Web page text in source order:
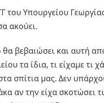
του Υπουργείου
ακούει.
θα βεβαιώσει και αυτή
τα ίδια, τι είχαμε τι
σπίτια μας. Δεν
αν την είχα σκοτώσει